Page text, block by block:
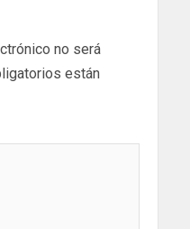
no será
están